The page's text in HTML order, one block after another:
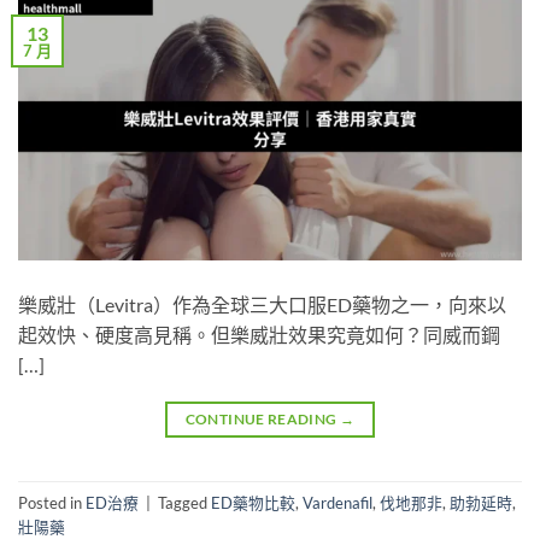
13
7 月
樂威壯（Levitra）作為全球三大口服ED藥物之一，向來以
起效快、硬度高見稱。但樂威壯效果究竟如何？同威而鋼
[…]
CONTINUE READING →
Posted in ED治療 Tagged ED藥物比較, Vardenafil, 伐地那非, 助勃延時,
壯陽藥